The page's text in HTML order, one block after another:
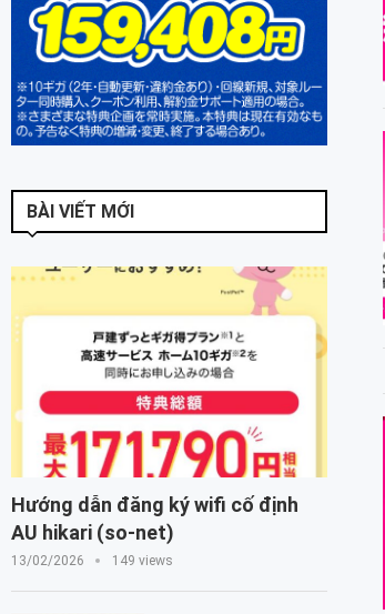
BÀI VIẾT MỚI
Hướng dẫn đăng ký wifi cố định
AU hikari (so-net)
13/02/2026 149 views